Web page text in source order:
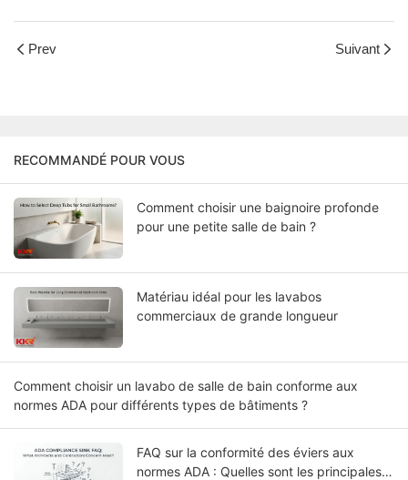
Prev Suivant
RECOMMANDÉ POUR VOUS
Comment choisir une baignoire profonde
pour une petite salle de bain ?
Matériau idéal pour les lavabos
commerciaux de grande longueur
Comment choisir un lavabo de salle de bain conforme aux
normes ADA pour différents types de bâtiments ?
FAQ sur la conformité des éviers aux
normes ADA : Quelles sont les principales